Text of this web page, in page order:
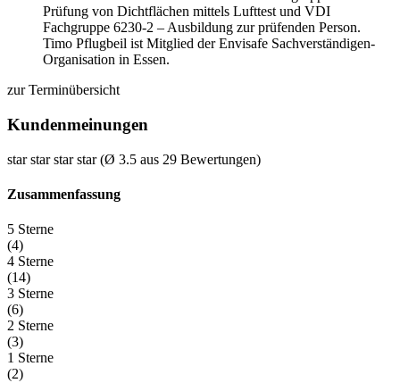
Prüfung von Dichtflächen mittels Lufttest und VDI
Fachgruppe 6230-2 – Ausbildung zur prüfenden Person.
Timo Pflugbeil ist Mitglied der Envisafe Sachverständigen-
Organisation in Essen.
zur Terminübersicht
Kundenmeinungen
star star star star (Ø 3.5 aus 29 Bewertungen)
Zusammenfassung
5 Sterne
(4)
4 Sterne
(14)
3 Sterne
(6)
2 Sterne
(3)
1 Sterne
(2)